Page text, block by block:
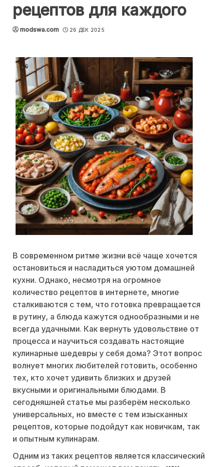
рецептов для каждого
modswa.com 26 ДЕК 2025
В современном ритме жизни всё чаще хочется
остановиться и насладиться уютом домашней
кухни. Однако, несмотря на огромное
количество рецептов в интернете, многие
сталкиваются с тем, что готовка превращается
в рутину, а блюда кажутся однообразными и не
всегда удачными. Как вернуть удовольствие от
процесса и научиться создавать настоящие
кулинарные шедевры у себя дома? Этот вопрос
волнует многих любителей готовить, особенно
тех, кто хочет удивить близких и друзей
вкусными и оригинальными блюдами. В
сегодняшней статье мы разберём несколько
универсальных, но вместе с тем изысканных
рецептов, которые подойдут как новичкам, так
и опытным кулинарам.
Одним из таких рецептов является классический